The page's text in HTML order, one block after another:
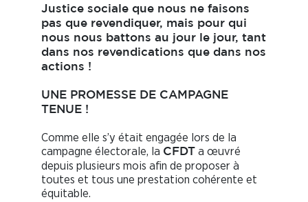
Justice sociale que nous ne faisons
pas que revendiquer, mais pour qui
nous nous battons au jour le jour, tant
dans nos revendications que dans nos
actions !
UNE PROMESSE DE CAMPAGNE
TENUE !
Comme elle s’y était engagée lors de la
campagne électorale, la CFDT
a œuvré
depuis plusieurs mois afin de proposer à
toutes et tous une prestation cohérente et
équitable.